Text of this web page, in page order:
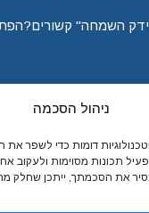
ניהול הסכמה
דומות כדי לשפר את
תכונות מסוימות ולעקוב
את הסכמתך, ייתכן שחלק
השמחה"
כמשחק שתיים הן
לאפות ולהקדיח